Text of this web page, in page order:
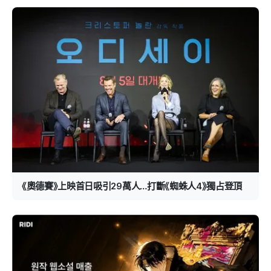
《奧德賽》上映首日吸引29萬人…打斷《蜘蛛人4》獨占登頂